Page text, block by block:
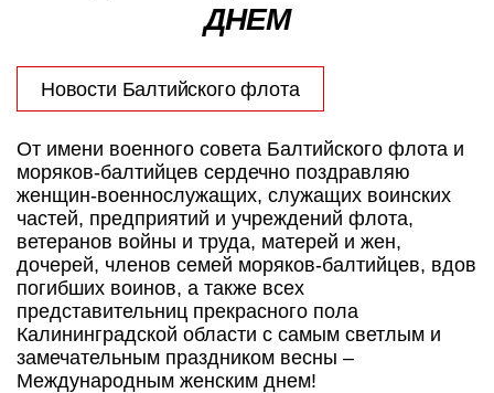
ДНЕМ
Новости Балтийского флота
От имени военного совета Балтийского флота и
моряков-балтийцев сердечно поздравляю
женщин-военнослужащих, служащих воинских
частей, предприятий и учреждений флота,
ветеранов войны и труда, матерей и жен,
дочерей, членов семей моряков-балтийцев, вдов
погибших воинов, а также всех
представительниц прекрасного пола
Калининградской области с самым светлым и
замечательным праздником весны –
Международным женским днем!